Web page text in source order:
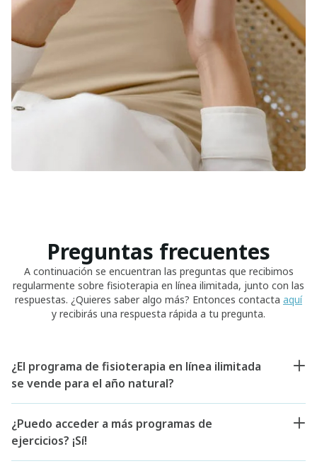
Preguntas frecuentes
A continuación se encuentran las preguntas que recibimos
regularmente sobre fisioterapia en línea ilimitada, junto con las
respuestas. ¿Quieres saber algo más? Entonces contacta aquí
y recibirás una respuesta rápida a tu pregunta.
¿El programa de fisioterapia en línea ilimitada
se vende para el año natural?
¿Puedo acceder a más programas de
ejercicios? ¡Sí!